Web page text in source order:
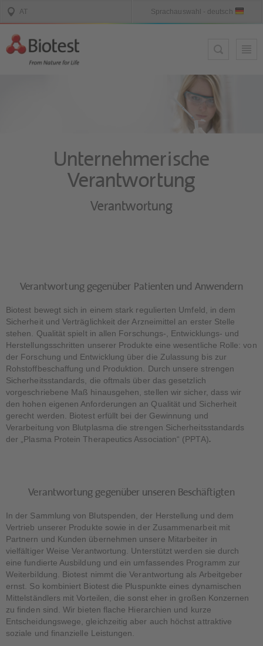
Unternehmerische
Verantwortung
Verantwortung
Verantwortung gegenüber Patienten und Anwendern
Biotest bewegt sich in einem stark regulierten Umfeld, in dem
Sicherheit und Verträglichkeit der Arzneimittel an erster Stelle
stehen. Qualität spielt in allen Forschungs-, Entwicklungs- und
Herstellungsschritten unserer Produkte eine wesentliche Rolle: von
der Forschung und Entwicklung über die Zulassung bis zur
Rohstoffbeschaffung und Produktion. Durch unsere strengen
Sicherheitsstandards, die oftmals über das gesetzlich
vorgeschriebene Maß hinausgehen, stellen wir sicher, dass wir
den hohen eigenen Anforderungen an Qualität und Sicherheit
gerecht werden. Biotest erfüllt bei der Gewinnung und
Verarbeitung von Blutplasma die strengen Sicherheitsstandards
der „Plasma Protein Therapeutics Association“ (PPTA).
Verantwortung gegenüber unseren Beschäftigten
In der Sammlung von Blutspenden, der Herstellung und dem
Vertrieb unserer Produkte sowie in der Zusammenarbeit mit
Partnern und Kunden übernehmen unsere Mitarbeiter in
vielfältiger Weise Verantwortung. Unterstützt werden sie durch
eine fundierte Ausbildung und ein umfassendes Programm zur
Weiterbildung. Biotest nimmt die Verantwortung als Arbeitgeber
ernst. So kombiniert Biotest die Pluspunkte eines dynamischen
Mittelständlers mit Vorteilen, die sonst eher in großen Konzernen
zu finden sind. Wir bieten flache Hierarchien und kurze
Entscheidungswege, gleichzeitig aber auch höchst attraktive
soziale und finanzielle Leistungen.